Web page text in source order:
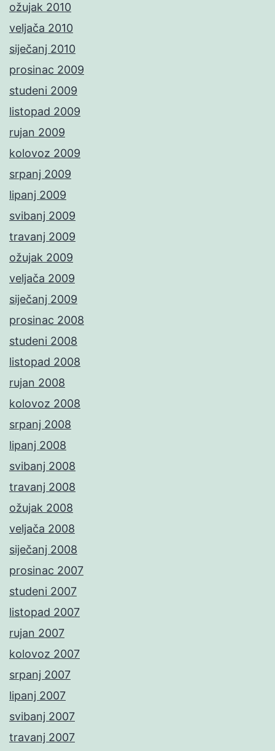
ožujak 2010
veljača 2010
siječanj 2010
prosinac 2009
studeni 2009
listopad 2009
rujan 2009
kolovoz 2009
srpanj 2009
lipanj 2009
svibanj 2009
travanj 2009
ožujak 2009
veljača 2009
siječanj 2009
prosinac 2008
studeni 2008
listopad 2008
rujan 2008
kolovoz 2008
srpanj 2008
lipanj 2008
svibanj 2008
travanj 2008
ožujak 2008
veljača 2008
siječanj 2008
prosinac 2007
studeni 2007
listopad 2007
rujan 2007
kolovoz 2007
srpanj 2007
lipanj 2007
svibanj 2007
travanj 2007